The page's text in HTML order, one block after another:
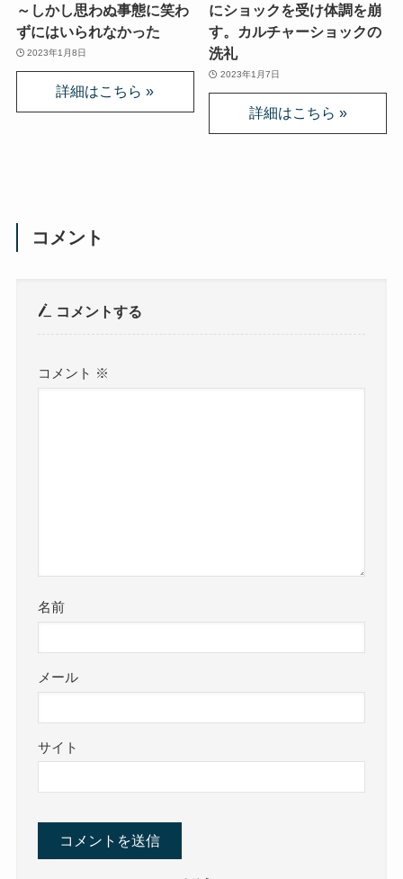
～しかし思わぬ事態に笑わ
ずにはいられなかった
2023年1月8日
にショックを受け体調を崩
す。カルチャーショックの
洗礼
2023年1月7日
コメント
コメントする
コメント ※
名前
メール
サイト